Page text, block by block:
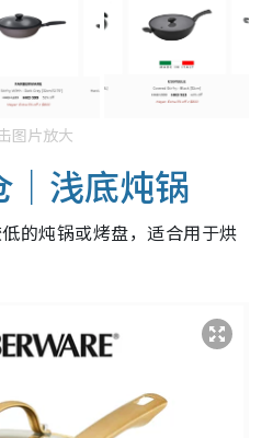
图片放大
｜浅底炖锅
的炖锅或烤盘，适合用于烘